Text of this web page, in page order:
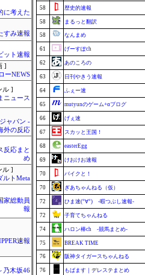
に考えた
すみ速報
ット速報
]
ーNEWS
ル ]
ニュース
ャパン -
外の反応
反応まと
め
ル ]
ルトMeta
家総動員
報
速報
乃木坂46
58 歴史的速報
58 まるっと翻訳
58 なんまめ
61 げーすぽch
62 あのころの
63 日刊やきう速報
64 ふぇー速
65 mutyunのゲーム+αブログ
66 げぇ速
67 スカッと王国！
68 easterEgg
69 けおけお速報
70 バイクと！
70 ぎあちゃんねる（仮）
72 ひま速(°∀°) -暇つぶし速報-
72 子育てちゃんねる
74 ハロン棒ch -競馬まとめ-
75 BREAK TIME
76 阪神タイガースちゃんねる
76 もばます｜デレステまとめ